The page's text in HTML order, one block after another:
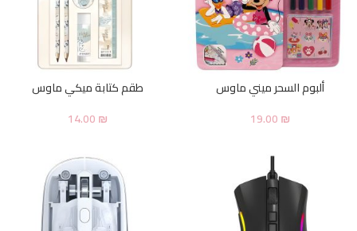
ألبوم السحر ميني ماوس
19.00₪
طقم كتابة ميكي ماوس
14.00₪